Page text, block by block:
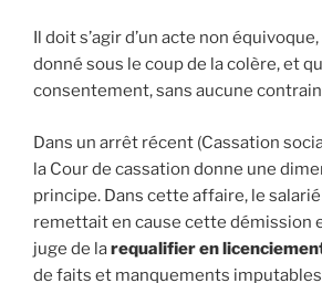
Il doit s’agir d’un acte non
donné sous le coup de la colère, et
consentement, sans aucune
Dans un arrêt récent (Cassation
la Cour de cassation donne une
principe. Dans cette affaire, le
remettait en cause cette démission
juge de larequalifier en
de faits et manquements